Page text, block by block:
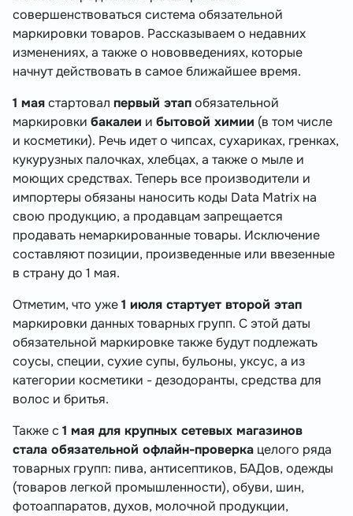
совершенствоваться система обязательной
маркировки товаров. Рассказываем о недавних
изменениях, а также о нововведениях, которые
начнут действовать в самое ближайшее время.
1 маястартовал первый этапобязательной
маркировки бакалеи и бытовой химии (в том числе
и косметики). Речь идет о чипсах, сухариках, гренках,
кукурузных палочках, хлебцах, а также о мыле и
моющих средствах. Теперь все производители и
импортеры обязаны наносить коды Data Matrix на
свою продукцию, а продавцам запрещается
продавать немаркированные товары. Исключение
составляют позиции, произведенные или ввезенные
в страну до 1 мая.
Отметим, что уже1 июля стартует второй этап
маркировки данных товарных групп. С этой даты
обязательной маркировке также будут подлежать
соусы, специи, сухие супы, бульоны, уксус, а из
категории косметики - дезодоранты, средства для
волос и бритья.
Также с 1 мая для крупных сетевых магазинов
стала обязательной офлайн-проверка целого ряда
товарных групп: пива, антисептиков, БАДов, одежды
(товаров легкой промышленности), обуви, шин,
фотоаппаратов, духов, молочной продукции,